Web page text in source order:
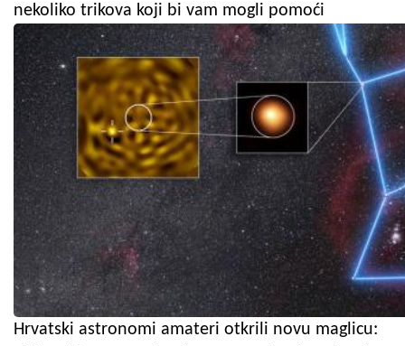
nekoliko trikova koji bi vam mogli pomoći
Hrvatski astronomi amateri otkrili novu maglicu: